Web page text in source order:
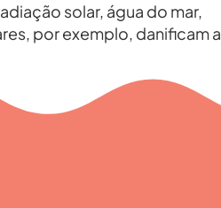
solar, água do mar,
por exemplo, danificam a